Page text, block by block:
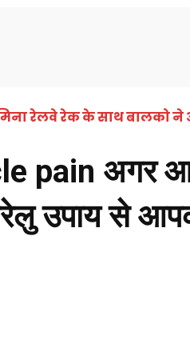
रेलवे रेक के साथ बालको
pain अगर
उपाय से